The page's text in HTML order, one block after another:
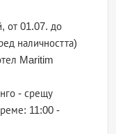
от 01.07. до
наличността)
Maritim
- срещу
11:00 -